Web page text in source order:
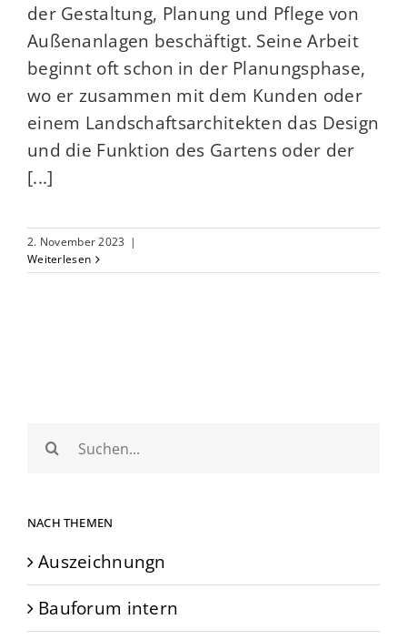
der Gestaltung, Planung und Pflege von
Außenanlagen beschäftigt. Seine Arbeit
beginnt oft schon in der Planungsphase,
wo er zusammen mit dem Kunden oder
einem Landschaftsarchitekten das Design
und die Funktion des Gartens oder der
[...]
2. November 2023 |
Weiterlesen
Suche
nach:
NACH THEMEN
Auszeichnungn
Bauforum intern